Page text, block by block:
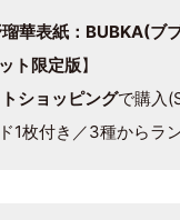
華表紙：BUBKA(ブ
ト限定版】
ショッピングで購入
1枚付き／3種からラ